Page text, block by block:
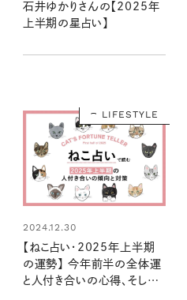
石井ゆかりさんの【2025年
上半期の星占い】
LIFESTYLE
2024.12.30
【ねこ占い・2025年上半期
の運勢】 今年前半の全体運
と人付き合いの心得、そして